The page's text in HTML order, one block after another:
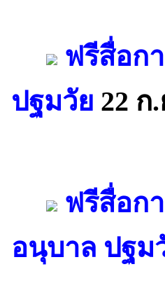
ฟรีสื่อก
ปฐมวัย 22 ก
ฟรีสื่อก
อนุบาล ปฐม